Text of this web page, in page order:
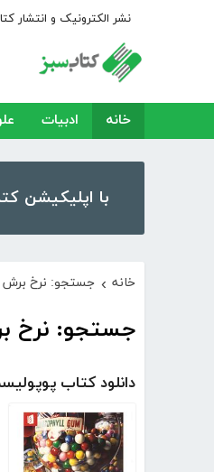
نشر الکترونیک و انتشار
خانه ادبیات
با اپلیکیشن کتابراه، بیش از ۵۰،۰۰۰ کتاب، کتاب
خانه › جستجو: نرخ
جستجو:
دانلود کتاب